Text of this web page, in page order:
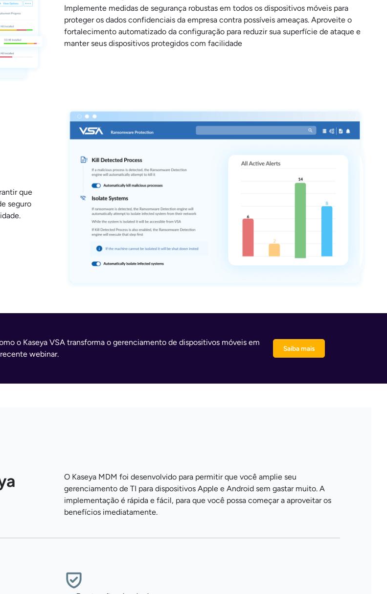
Implemente medidas de segurança robustas em todos os dispositivos móveis para
proteger os dados confidenciais da empresa contra possíveis ameaças. Aproveite o
fortalecimento automatizado da configuração para reduzir sua superfície de ataque e
manter seus dispositivos protegidos com facilidade
que
seguro
o Kaseya VSA transforma o gerenciamento de dispositivos móveis em
webinar.
Saiba mais
O Kaseya MDM foi desenvolvido para permitir que você amplie seu
gerenciamento de TI para dispositivos Apple e Android sem gastar muito. A
implementação é rápida e fácil, para que você possa começar a aproveitar os
benefícios imediatamente.